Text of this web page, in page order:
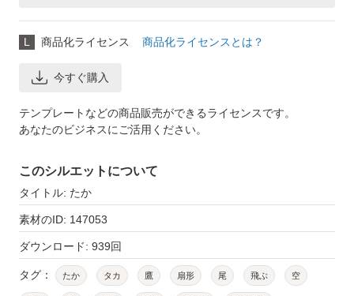
L 商品化ライセンス 商品化ライセンスとは？
今すぐ購入
テンプレートなどの商品販売ができるライセンスです。
あなたのビジネスにご活用ください。
このシルエットについて
タイトル: たか
素材のID: 147053
ダウンロード: 939回
タグ： たか タカ 鷹 扇形 尾 飛ぶ 空